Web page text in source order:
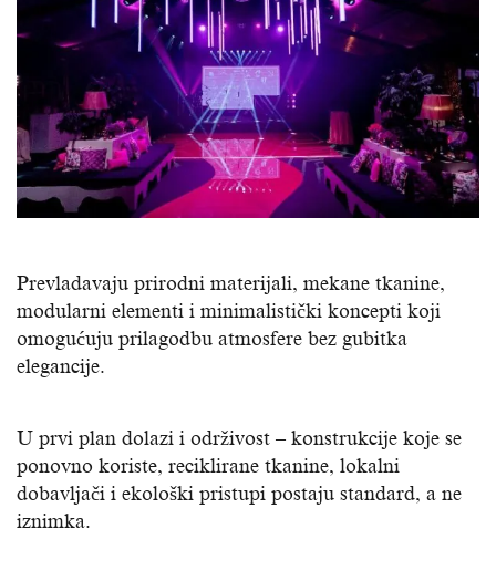
Prevladavaju prirodni materijali, mekane tkanine,
modularni elementi i minimalistički koncepti koji
omogućuju prilagodbu atmosfere bez gubitka
elegancije.
U prvi plan dolazi i održivost – konstrukcije koje se
ponovno koriste, reciklirane tkanine, lokalni
dobavljači i ekološki pristupi postaju standard, a ne
iznimka.